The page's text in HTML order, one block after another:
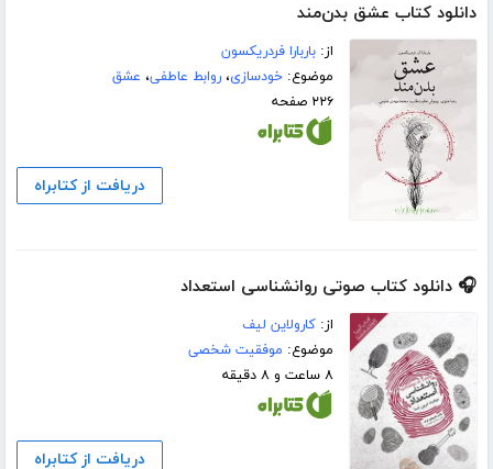
دانلود کتاب عشق بدن‌مند
از:باربارا فردریکسون
موضوع:خودسازی،روابط عاطفی، عشق
۲۲۶ صفحه
دریافت از کتابراه
🎧 دانلود کتاب صوتی روانشناسی استعداد
از:کارولاین لیف
موضوع: موفقیت شخصی
۸ ساعت و ۸ دقیقه
دریافت از کتابراه